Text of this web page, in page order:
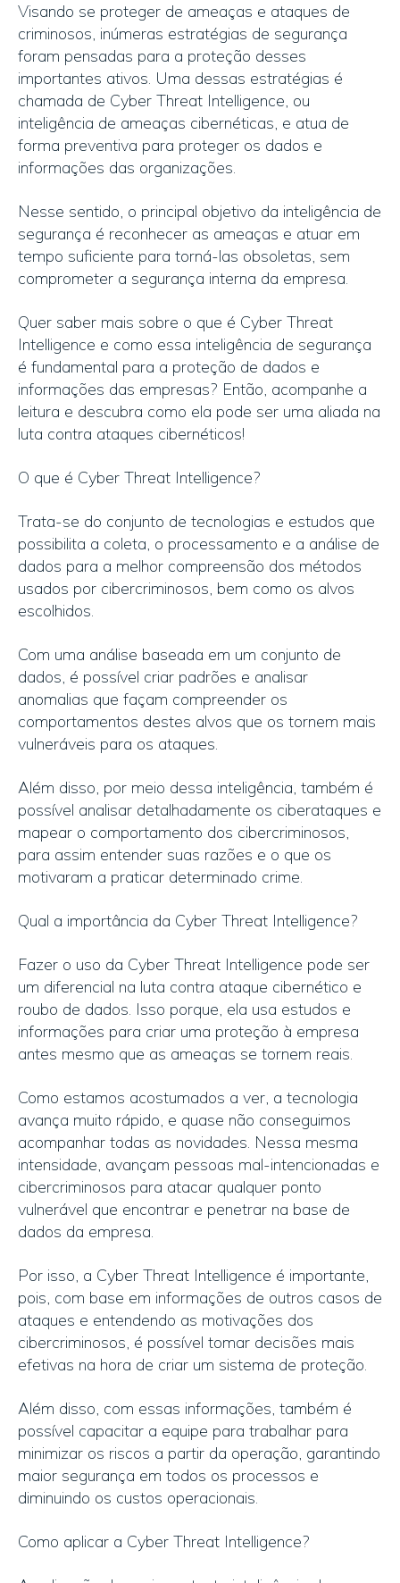
Visando se proteger de ameaças e ataques de
criminosos, inúmeras estratégias de segurança
foram pensadas para a proteção desses
importantes ativos. Uma dessas estratégias é
chamada de Cyber Threat Intelligence, ou
inteligência de ameaças cibernéticas, e atua de
forma preventiva para proteger os dados e
informações das organizações.
Nesse sentido, o principal objetivo da inteligência de
segurança é reconhecer as ameaças e atuar em
tempo suficiente para torná-las obsoletas, sem
comprometer a segurança interna da empresa.
Quer saber mais sobre o que é Cyber Threat
Intelligence e como essa inteligência de segurança
é fundamental para a proteção de dados e
informações das empresas? Então, acompanhe a
leitura e descubra como ela pode ser uma aliada na
luta contra ataques cibernéticos!
O que é Cyber Threat Intelligence?
Trata-se do conjunto de tecnologias e estudos que
possibilita a coleta, o processamento e a análise de
dados para a melhor compreensão dos métodos
usados por cibercriminosos, bem como os alvos
escolhidos.
Com uma análise baseada em um conjunto de
dados, é possível criar padrões e analisar
anomalias que façam compreender os
comportamentos destes alvos que os tornem mais
vulneráveis para os ataques.
Além disso, por meio dessa inteligência, também é
possível analisar detalhadamente os ciberataques e
mapear o comportamento dos cibercriminosos,
para assim entender suas razões e o que os
motivaram a praticar determinado crime.
Qual a importância da Cyber Threat Intelligence?
Fazer o uso da Cyber Threat Intelligence pode ser
um diferencial na luta contra ataque cibernético e
roubo de dados. Isso porque, ela usa estudos e
informações para criar uma proteção à empresa
antes mesmo que as ameaças se tornem reais.
Como estamos acostumados a ver, a tecnologia
avança muito rápido, e quase não conseguimos
acompanhar todas as novidades. Nessa mesma
intensidade, avançam pessoas mal-intencionadas e
cibercriminosos para atacar qualquer ponto
vulnerável que encontrar e penetrar na base de
dados da empresa.
Por isso, a Cyber Threat Intelligence é importante,
pois, com base em informações de outros casos de
ataques e entendendo as motivações dos
cibercriminosos, é possível tomar decisões mais
efetivas na hora de criar um sistema de proteção.
Além disso, com essas informações, também é
possível capacitar a equipe para trabalhar para
minimizar os riscos a partir da operação, garantindo
maior segurança em todos os processos e
diminuindo os custos operacionais.
Como aplicar a Cyber Threat Intelligence?